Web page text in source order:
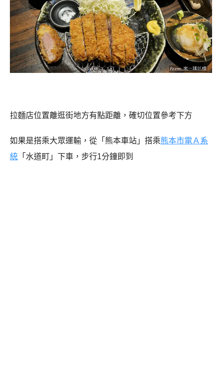
拉麵店位置離逛街地方有點距離，確切位置參考下方
如果是搭乘大眾運輸，從「熊本車站」搭乘熊本市電Ａ系
統 「水道町」下車，步行1分鐘即到